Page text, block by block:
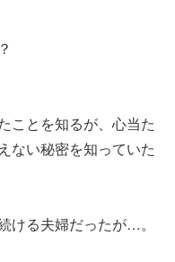
ことを知るが、心当た
ない秘密を知っていた
ける夫婦だったが…。